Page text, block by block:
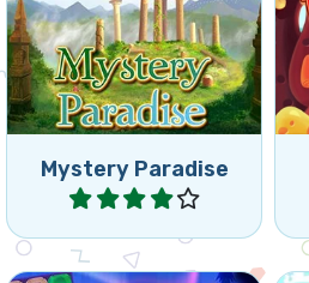
Mystery Paradise
Jugar
cristales.